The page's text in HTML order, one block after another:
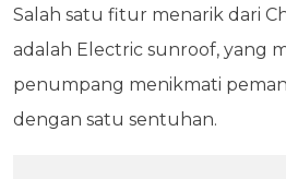
Salah satu fitur menarik dari
adalah Electric sunroof, yang
penumpang menikmati
dengan satu sentuhan.